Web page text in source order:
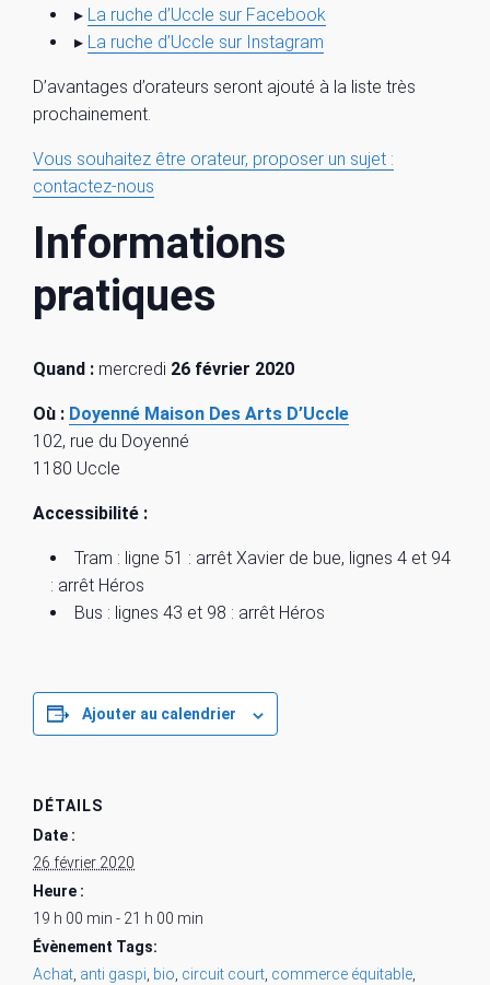
▸ La ruche d’Uccle sur Facebook
▸ La ruche d’Uccle sur Instagram
D’avantages d’orateurs seront ajouté à la liste très
prochainement.
Vous souhaitez être orateur, proposer un sujet :
contactez-nous
Informations
pratiques
Quand : mercredi 26 février 2020
Où : Doyenné Maison Des Arts D’Uccle
102, rue du Doyenné
1180 Uccle
Accessibilité :
Tram : ligne 51 : arrêt Xavier de bue, lignes 4 et 94
: arrêt Héros
Bus : lignes 43 et 98 : arrêt Héros
Ajouter au calendrier
DÉTAILS
Date :
26 février 2020
Heure :
19 h 00 min - 21 h 00 min
Évènement Tags:
Achat, anti gaspi, bio, circuit court, commerce équitable,